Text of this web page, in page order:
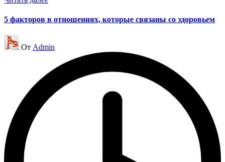
5 факторов в отношениях, которые связаны со здоровьем
Запись
от
От Admin